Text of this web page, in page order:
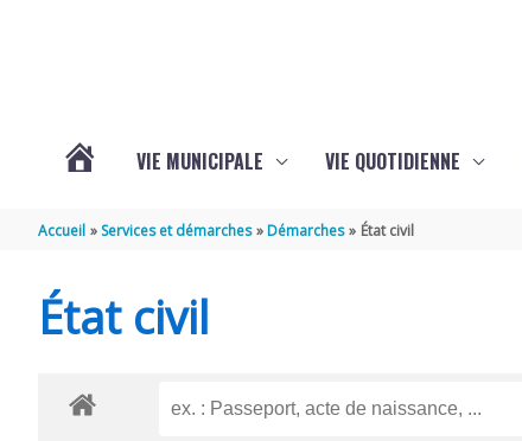
SAINT-
VIE MUNICIPALE VIE QUOTIDIENNE
Accueil Services et démarches Démarches État civil
État civil